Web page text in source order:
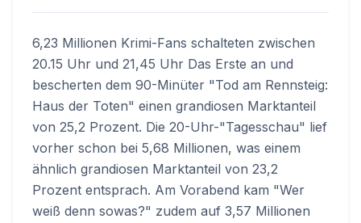
6,23 Millionen Krimi-Fans schalteten zwischen
20.15 Uhr und 21,45 Uhr Das Erste an und
bescherten dem 90-Minüter "Tod am Rennsteig:
Haus der Toten" einen grandiosen Marktanteil
von 25,2 Prozent. Die 20-Uhr-"Tagesschau" lief
vorher schon bei 5,68 Millionen, was einem
ähnlich grandiosen Marktanteil von 23,2
Prozent entsprach. Am Vorabend kam "Wer
weiß denn sowas?" zudem auf 3,57 Millionen